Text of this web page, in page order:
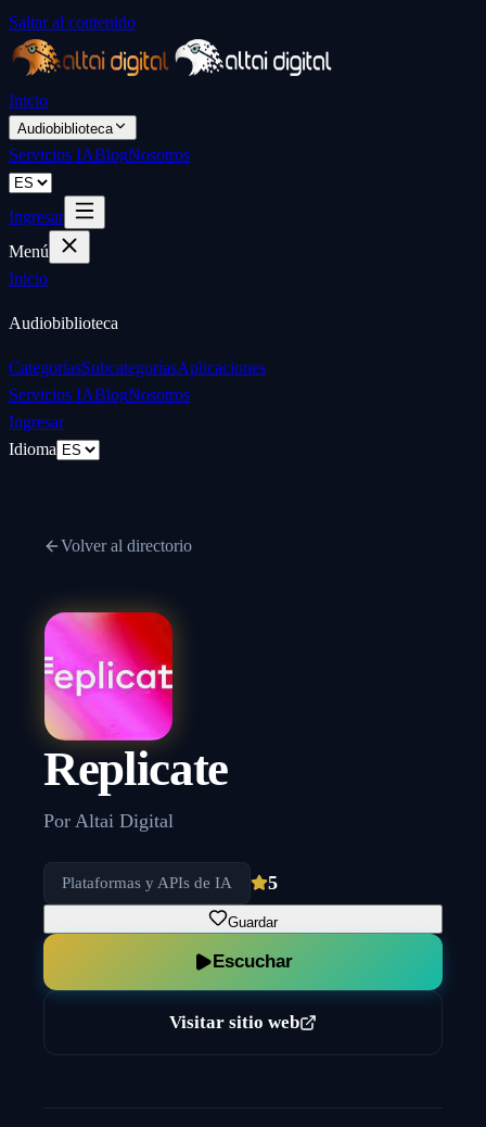
Saltar al contenido
Inicio
Audiobiblioteca
Servicios IABlogNosotros
Ingresar
Menú
Inicio
Audiobiblioteca
CategoríasSubcategoríasAplicaciones
Servicios IABlogNosotros
Ingresar
Idioma
Volver al directorio
Replicate
Por Altai Digital
Plataformas y APIs de IA 5
Guardar
Escuchar
Visitar sitio web